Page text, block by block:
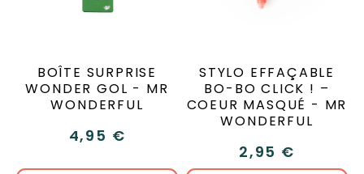
BOÎTE SURPRISE
WONDER GOL - MR
WONDERFUL
4,95 €
STYLO EFFAÇABLE
BO-BO CLICK ! –
COEUR MASQUÉ - MR
WONDERFUL
2,95 €